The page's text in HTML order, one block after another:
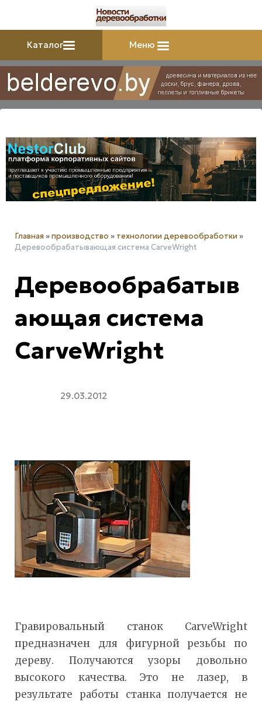
Каталог Меню
Главная »производство » технологии деревообработки »
Деревообрабатывающая система CarveWright
Деревообрабатыв
ающая система
CarveWright
29.03.2012
Гравировальный станок CarveWright
предназначен для фигурной резьбы по
дереву. Получаются узоры довольно
высокого качества. Это не лазер, в
результате работы станка получается не